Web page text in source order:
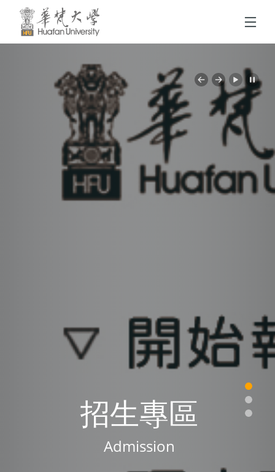
跳到頁面主要內容區
Previous
Next
招生專區
Admission